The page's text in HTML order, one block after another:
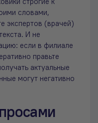
строгие к
словами,
экспертов (врачей)
И не
если в филиале
правьте
актуальные
могут негативно